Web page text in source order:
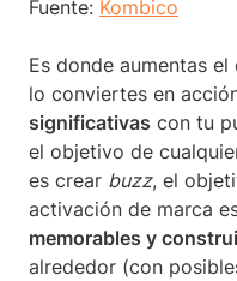
Fuente: Kombico
Es donde aumentas
lo conviertes en
significativas con tu
el objetivo de
es crear buzz, el
activación de marca
memorables y
alrededor (con